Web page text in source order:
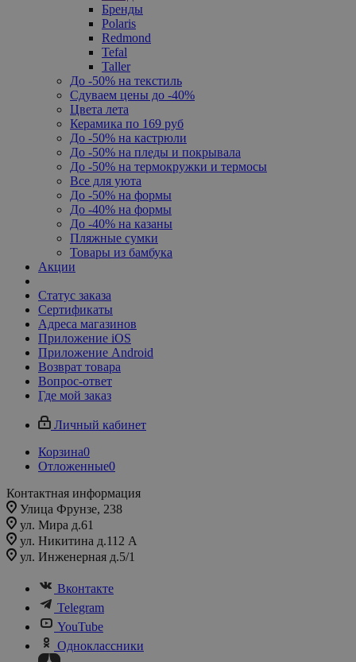
Бренды
Polaris
Redmond
Tefal
Taller
До -50% на текстиль
Сдуваем цены до -40%
Цвета лета
Керамика по 169 руб
До -50% на кастрюли
До -50% на пледы и покрывала
До -50% на термокружки и термосы
Все для уюта
До -50% на формы
До -40% на формы
До -40% на казаны
Пляжные сумки
Товары из бамбука
Акции
Статус заказа
Сертификаты
Адреса магазинов
Приложение iOS
Приложение Android
Возврат товара
Вопрос-ответ
Где мой заказ
Личный кабинет
Корзина0
Отложенные0
Контактная информация
Улица Фрунзе, 238​
ул. Мира д.61
ул. Никитина д.112 А
ул. Инженерная д.5/1
Вконтакте
Telegram
YouTube
Одноклассники